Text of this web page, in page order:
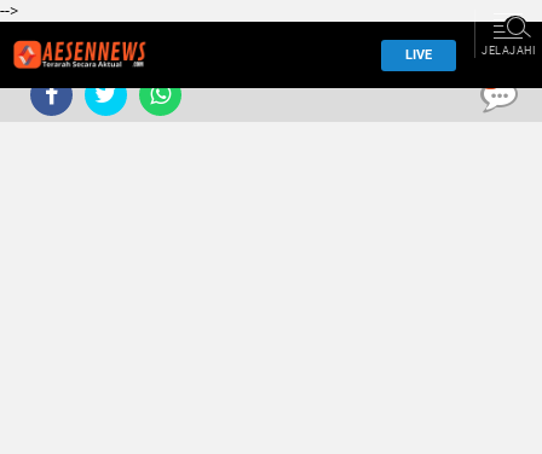
-->
LIVE JELAJAHI